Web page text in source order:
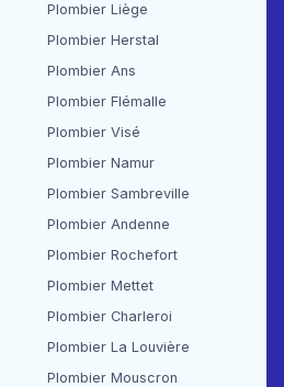
Plombier Liège
Plombier Herstal
Plombier Ans
Plombier Flémalle
Plombier Visé
Plombier Namur
Plombier Sambreville
Plombier Andenne
Plombier Rochefort
Plombier Mettet
Plombier Charleroi
Plombier La Louvière
Plombier Mouscron